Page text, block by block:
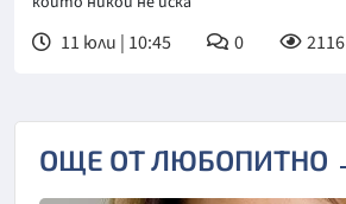
11 юли | 10:45 0 2116
ОЩЕ ОТ ЛЮБОПИТНО